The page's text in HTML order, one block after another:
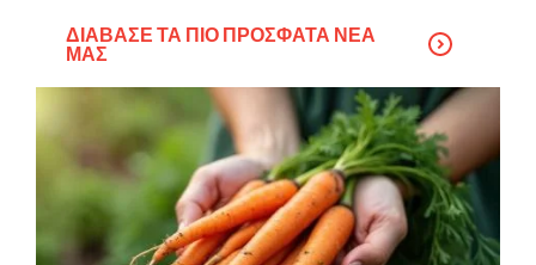
ΔΙΆΒΑΣΕ ΤΑ ΠΙΟ ΠΡΌΣΦΑΤΑ ΝΈΑ
ΜΑΣ